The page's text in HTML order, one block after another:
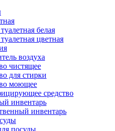
белая
цветная
воздуха
чистящее
для стирки
моющее
средство
инвентарь
инвентарь
посуды